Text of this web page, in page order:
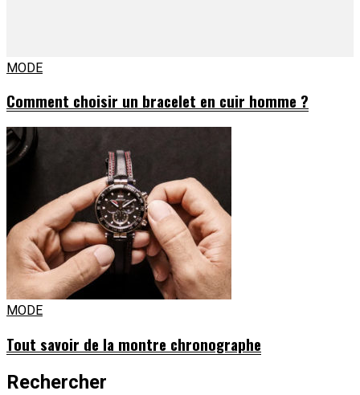
MODE
Comment choisir un bracelet en cuir homme ?
MODE
Tout savoir de la montre chronographe
Rechercher